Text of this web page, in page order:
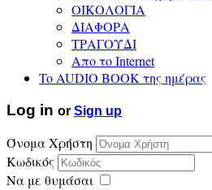
ΟΙΚΟΛΟΓΙΑ
ΔΙΑΦΟΡΑ
ΤΡΑΓΟΥΔΙ
Απο το Internet
To AUDIO BOOK της ημέρας
Log in or Sign up
Όνομα Χρήστη
Κωδικός
Να με θυμάσαι